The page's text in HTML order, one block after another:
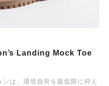
Landing Mock Toe
は、環境負荷を最低限に抑え